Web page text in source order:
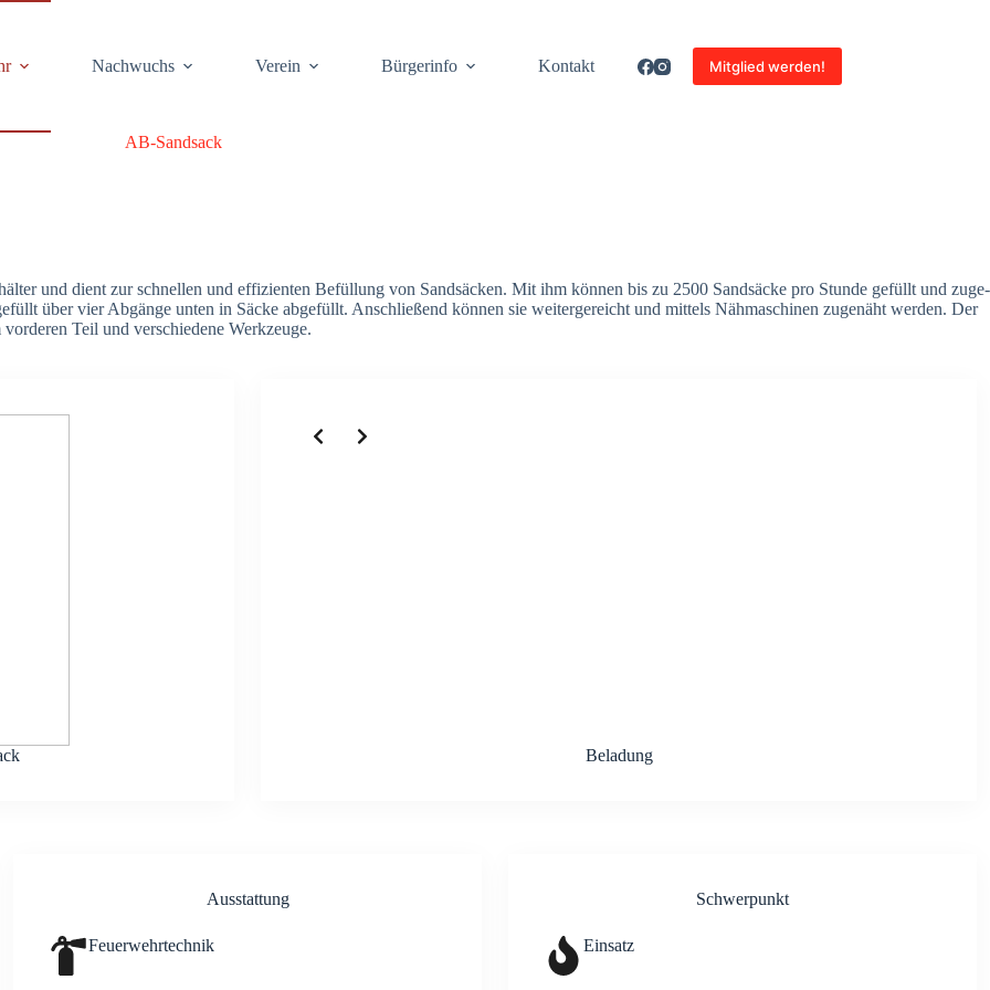
Nach­wuchs Ver­ein Bür­ger­info Kon­takt Mitglied werden!
AB-Sand­sack
und dient zur schnel­len und effi­zi­en­ten Befül­lung von Sand­sä­cken. Mit ihm kön­nen bis zu 2500 Sand­sä­cke pro Stun­de gefüllt und zuge­
über vier Abgän­ge unten in Säcke abge­füllt. Anschlie­ßend kön­nen sie wei­ter­ge­reicht und mit­tels Näh­ma­schi­nen zuge­näht wer­den. Der
Teil und ver­schie­de­ne Werk­zeu­ge.
Bela­dung
Aus­stat­tung
Feu­er­wehr­tech­nik
Schwer­punkt
Ein­satz